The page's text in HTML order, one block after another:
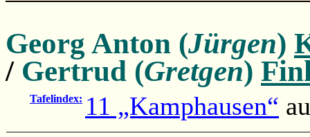
Georg Anton (Jürgen)
/ Gertrud (Gretgen)
Tafelindex: 11 „Kamphausen“